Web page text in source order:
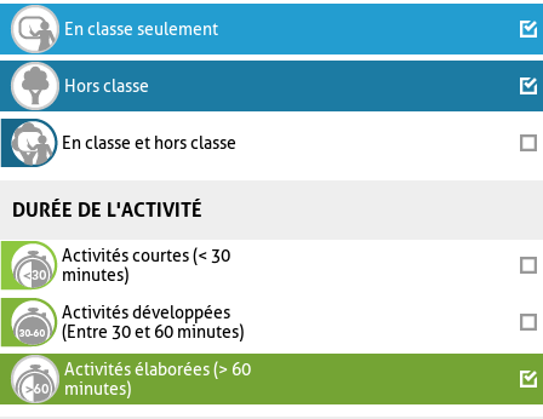
En classe seulement
Hors classe
En classe et hors classe
DURÉE DE L'ACTIVITÉ
Activités courtes (< 30
minutes)
Activités développées
(Entre 30 et 60 minutes)
Activités élaborées (> 60
minutes)